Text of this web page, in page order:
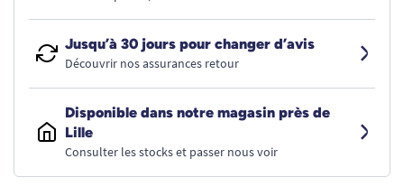
Jusqu’à 30 jours pour changer d’avis
Découvrir nos assurances retour
Disponible dans notre magasin près de
Lille
Consulter les stocks et passer nous voir